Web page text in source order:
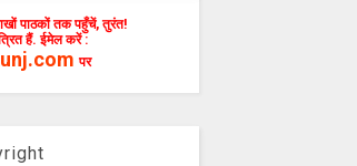
पाठकों तक पहुँचें, तुरंत!
हैं. ईमेल करें :
पर